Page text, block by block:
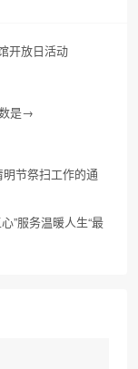
开放日活动
是→
节祭扫工作的通
”服务温暖人生“最